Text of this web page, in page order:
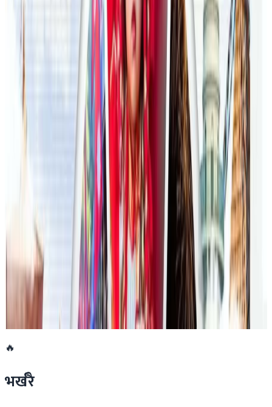
२०२६ जुलाई २४
अन्तर्राष्ट्रिय विद्यार्थी आकर्षित गर्न भिक्टोरियाले बनायो
२०२६ जुलाई २३
फिफा विश्वकपमा अस्ट्रेलियाको टोलीका लागि
रणनीति बनाउने नेपाली युवा
२०२६ जुलाई २३
एनपिएल अष्ट्रेलियाको पाँचौं संस्करणमा कृष्ण कार्की
सबैभन्दा महँगा खेलाडी
२०२६ जुलाई १९
डार्विनमा नेपाल फेस्टिभल हुँदै
२०२६ जुन ११
🔥
भर्खरै